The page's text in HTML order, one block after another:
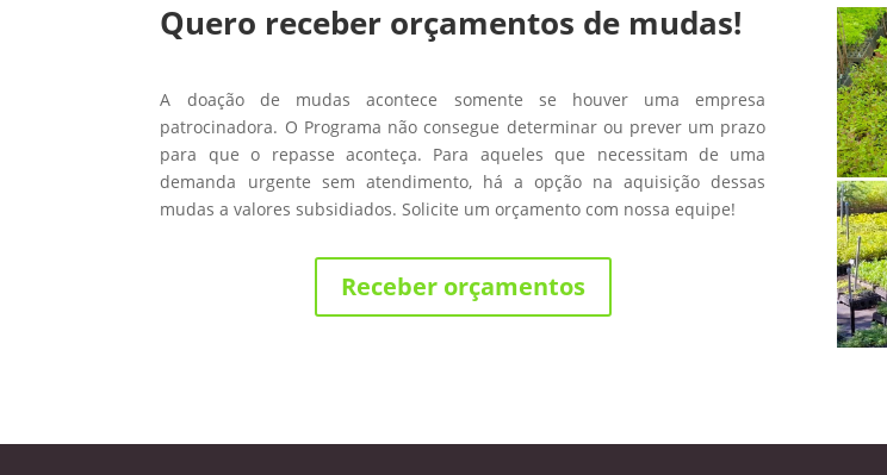
Quero receber orçamentos de mudas!
A doação de mudas acontece somente se houver uma empresa
patrocinadora. O Programa não consegue determinar ou prever um prazo
para que o repasse aconteça. Para aqueles que necessitam de uma
demanda urgente sem atendimento, há a opção na aquisição dessas
mudas a valores subsidiados. Solicite um orçamento com nossa equipe!
Receber orçamentos